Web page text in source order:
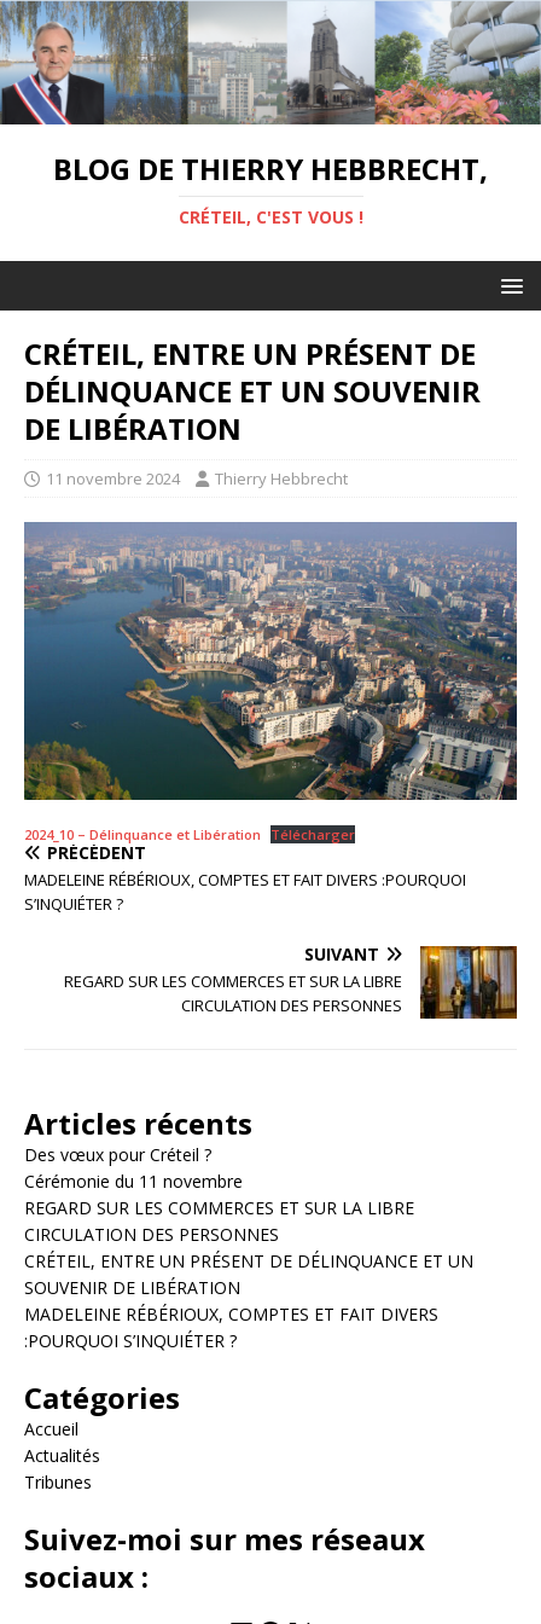
BLOG DE THIERRY HEBBRECHT,
CRÉTEIL, C'EST VOUS !
CRÉTEIL, ENTRE UN PRÉSENT DE
DÉLINQUANCE ET UN SOUVENIR
DE LIBÉRATION
11 novembre 2024 Thierry Hebbrecht
2024_10 – Délinquance et Libération Télécharger
PRÉCÉDENT
MADELEINE RÉBÉRIOUX, COMPTES ET FAIT DIVERS :POURQUOI
S’INQUIÉTER ?
SUIVANT
REGARD SUR LES COMMERCES ET SUR LA LIBRE
CIRCULATION DES PERSONNES
Articles récents
Des vœux pour Créteil ?
Cérémonie du 11 novembre
REGARD SUR LES COMMERCES ET SUR LA LIBRE
CIRCULATION DES PERSONNES
CRÉTEIL, ENTRE UN PRÉSENT DE DÉLINQUANCE ET UN
SOUVENIR DE LIBÉRATION
MADELEINE RÉBÉRIOUX, COMPTES ET FAIT DIVERS
:POURQUOI S’INQUIÉTER ?
Catégories
Accueil
Actualités
Tribunes
Suivez-moi sur mes réseaux
sociaux :